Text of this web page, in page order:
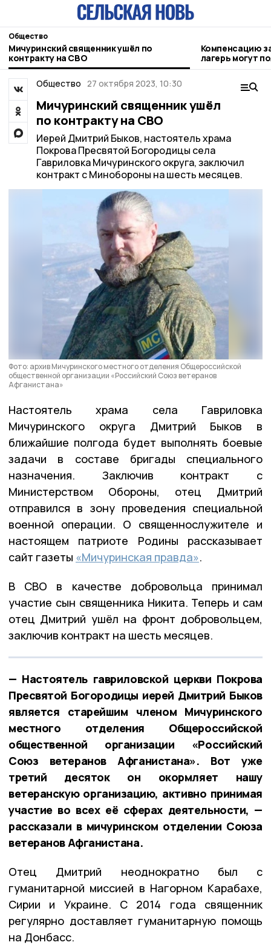
Общество
Мичуринский священник ушёл по
контракту на СВО
Компенсацию
лагерь могут
родители
Общество 27 октября 2023, 10:30
Мичуринский священник ушёл
по контракту на СВО
Иерей Дмитрий Быков, настоятель храма
Покрова Пресвятой Богородицы села
Гавриловка Мичуринского округа, заключил
контракт с Минобороны на шесть месяцев.
Фото: архив Мичуринского местного отделения Общероссийской
общественной организации «Российский Союз ветеранов
Афганистана»
Настоятель храма села Гавриловка
Мичуринского округа Дмитрий Быков в
ближайшие полгода будет выполнять боевые
задачи в составе бригады специального
назначения. Заключив контракт с
Министерством Обороны, отец Дмитрий
отправился в зону проведения специальной
военной операции. О священнослужителе и
настоящем патриоте Родины рассказывает
сайт газеты «Мичуринская правда».
В СВО в качестве добровольца принимал
участие сын священника Никита. Теперь и сам
отец Дмитрий ушёл на фронт добровольцем,
заключив контракт на шесть месяцев.
— Настоятель гавриловской церкви Покрова
Пресвятой Богородицы иерей Дмитрий Быков
является старейшим членом Мичуринского
местного отделения Общероссийской
общественной организации «Российский
Союз ветеранов Афганистана». Вот уже
третий десяток он окормляет нашу
ветеранскую организацию, активно принимая
участие во всех её сферах деятельности, —
рассказали в мичуринском отделении Союза
ветеранов Афганистана.
Отец Дмитрий неоднократно был с
гуманитарной миссией в Нагорном Карабахе,
Сирии и Украине. С 2014 года священник
регулярно доставляет гуманитарную помощь
на Донбасс.